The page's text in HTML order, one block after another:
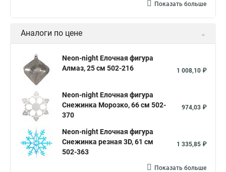
Показать больше
Аналоги по цене
Neon-night Елочная фигура
Алмаз, 25 см 502-216
1 008,10 ₽
Neon-night Елочная фигура
Снежинка Морозко, 66 см 502-
370
974,03 ₽
Neon-night Елочная фигура
Снежинка резная 3D, 61 см
502-363
1 335,85 ₽
Показать больше